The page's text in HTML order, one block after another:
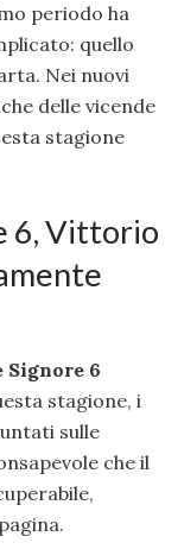
periodo ha
quello
Nei nuovi
delle vicende
stagione
6, Vittorio
Signore 6
stagione, i
sulle
che il